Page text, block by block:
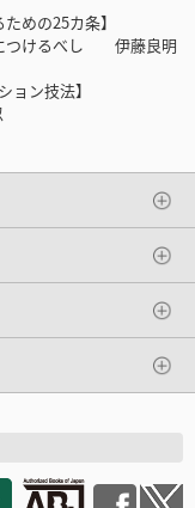
めの25カ条】
つけるべし 伊藤良明
ョン技法】